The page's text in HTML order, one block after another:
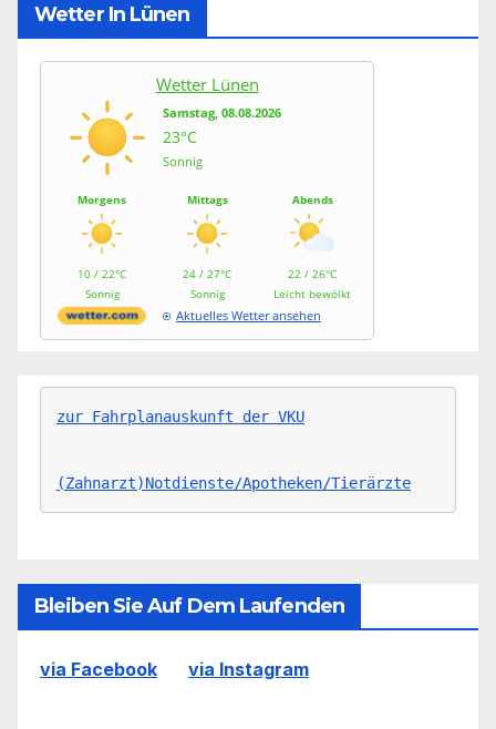
Wetter In Lünen
Wetter Lünen
Samstag, 08.08.2026
23°C
Sonnig
Morgens
10 / 22°C
Sonnig
Mittags
24 / 27°C
Sonnig
Abends
22 / 26°C
Leicht bewölkt
Aktuelles Wetter ansehen
zur Fahrplanauskunft der VKU
(Zahnarzt)Notdienste/Apotheken/Tierärzte
Bleiben Sie Auf Dem Laufenden
via Facebook via Instagram